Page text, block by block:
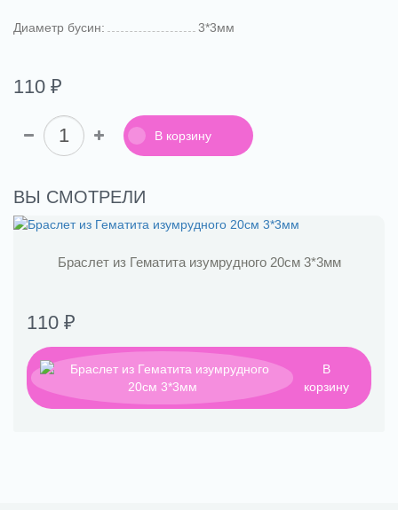
Диаметр бусин: 3*3мм
110 ₽
В корзину
ВЫ СМОТРЕЛИ
Браслет из Гематита изумрудного 20см 3*3мм
110 ₽
В
корзину